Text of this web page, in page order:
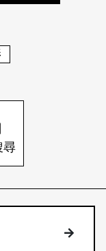
English
登入/註冊
尋
下個月